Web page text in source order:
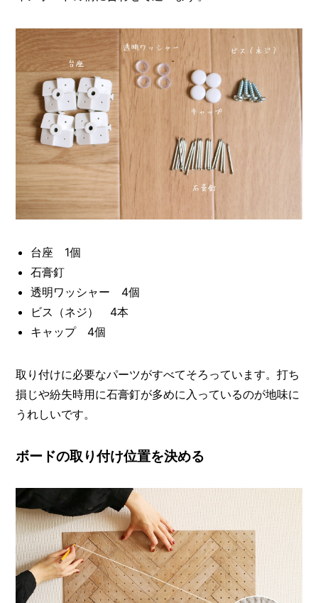
台座 1個
石膏釘
透明ワッシャー 4個
ビス（ネジ） 4本
キャップ 4個
取り付けに必要なパーツがすべてそろっています。打ち
損じや紛失時用に石膏釘が多めに入っているのが地味に
うれしいです。
ボードの取り付け位置を決める